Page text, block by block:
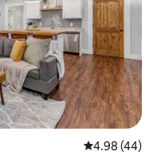
Calificación
4.98 (44)